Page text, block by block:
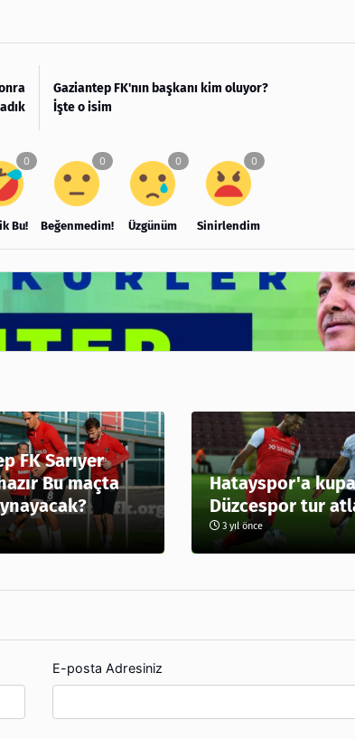
Gaziantep FK'nın başkanı kim oluyor?
İşte o isim
Bu! Beğenmedim! Üzgünüm Sinirlendim
FK Sarıyer
Bu maçta
Hatayspor'a
Düzcespor tur
3 yıl önce
E-posta Adresiniz